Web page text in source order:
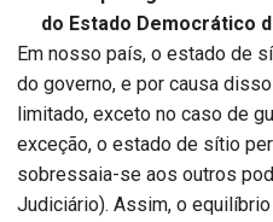
do Estado Democrático
Em nosso país, o estado de
do governo, e por causa
limitado, exceto no caso de
exceção, o estado de sítio
sobressaia-se aos outros
Judiciário). Assim, o